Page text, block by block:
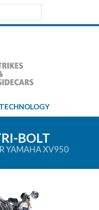
Trikes &
BOLT
YAMAHA XV950